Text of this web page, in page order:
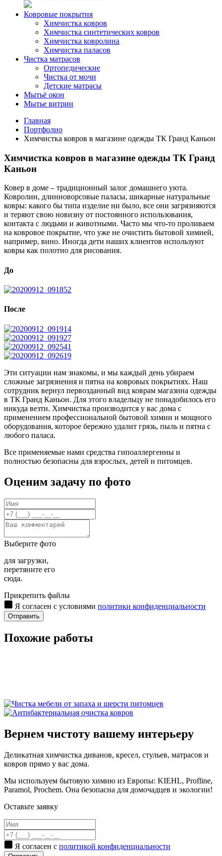
Ковровые покрытия
Химчистка ковров
Химчистка синтетических ковров
Химчистка ковролина
Химчистка паласов
Чистка матрасов
Ортопедические
Чистка от мочи
Детские матрасы
Мытьё окон
Мытье витрин
Главная
Портфолио
Химчистка ковров в магазине одежды ТК Гранд Каньон
Химчистка ковров в магазине одежды ТК Гранд
Каньон
Ковер в доме – традиционный залог домашнего уюта.
Ковролин, длинноворсовые паласы, шикарные натуральные
ковры: какого бы типа изделие ни было, все они загрязняются
и теряют свою новизну от постоянного использования,
контакта с людьми и животными. Часто мы что-то проливаем
на ковровое покрытие, что уже не очистить бытовой химией,
например, вино. Иногда дети наших клиентов используют
ковры как полотно для рисования.
До
После
Эти ситуации нам знакомы, и мы каждый день убираем
сложные загрязнения и пятна на ковровых покрытиях. Наш
сотрудник вернул первозданный вид коврам магазина одежды
в ТК Гранд Каньон. Для этого владельцу не понадобилось его
никуда везти. Химчистка производится у вас дома с
применением профессиональной бытовой химии и мощного
оборудования, которое бережно удалит грязь, пыль и пятна с
любого паласа.
Все применяемые нами средства гипоаллергенны и
полностью безопасны для взрослых, детей и питомцев.
Оценим задачу по фото
Выберите фото
для загрузки,
перетяните его
сюда.
Прикрепить файлы
Я согласен с условиями политики конфиденциальности
Отправить
Похожие работы
Вернем чистоту вашему интерьеру
Деликатная химчистка диванов, кресел, стульев, матрасов и
ковров прямо у вас дома.
Мы используем бытовую химию из Европы: KIEHL, Proflinе,
Paramol, Prochem. Она безопасна для домочадцев и экологии!
Оставьте заявку
Я согласен с политикой конфиденциальности